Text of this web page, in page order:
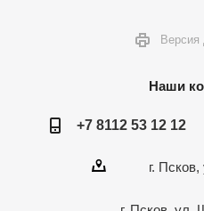
Версия
Наши
+7 8112 53 12 12
г.